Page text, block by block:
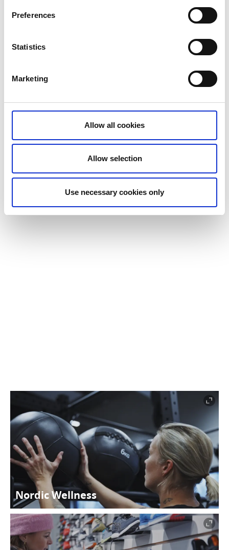
Preferences
Statistics
Marketing
Allow all cookies
Allow selection
Use necessary cookies only
Ulricehamns IF Boule bedriver sin verksamhet vid
Lassalyckan. Där finns en klubbstuga, 26 banor samt
inomhushall.
Träningscenter & padelhall
Nordic Wellness